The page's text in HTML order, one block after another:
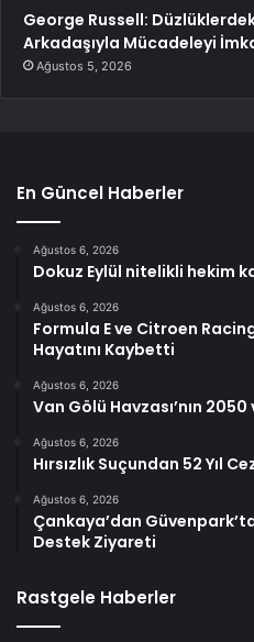
George Russell:
Arkadaşıyla Mücadeleyi
Ağustos 5, 2026
En Güncel Haberler
Ağustos 6, 2026
Dokuz Eylül nitelikli hekim
Ağustos 6, 2026
Formula E ve Citroen
Hayatını Kaybetti
Ağustos 6, 2026
Van Gölü Havzası’nın
Ağustos 6, 2026
Hırsızlık Suçundan 52 Yıl
Ağustos 6, 2026
Çankaya’dan
Destek Ziyareti
Rastgele Haberler